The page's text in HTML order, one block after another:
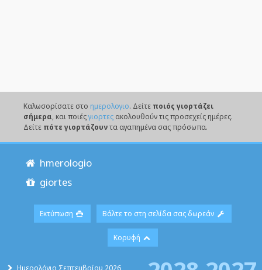
Καλωσορίσατε στο ημερολογιο. Δείτε ποιός γιορτάζει
σήμερα, και ποιέςγιορτεςακολουθούν τις προσεχείς ημέρες.
Δείτε πότε γιορτάζουντα αγαπημένα σας πρόσωπα.
hmerologio
giortes
Εκτύπωση Βάλτε το στη σελίδα σας δωρεάν
Κορυφή